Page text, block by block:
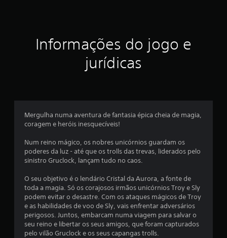
s
u
m
t
o
t
a
l
Informações do jogo e
jurídicas
Mergulha numa aventura de fantasia épica cheia de magia,
coragem e heróis inesquecíveis!
Num reino mágico, os nobres unicórnios guardam os
poderes da luz - até que os trolls das trevas, liderados pelo
sinistro Gruclock, lançam tudo no caos.
O seu objetivo é o lendário Cristal da Aurora, a fonte de
toda a magia. Só os corajosos irmãos unicórnios Troy e Sly
podem evitar o desastre. Com os ataques mágicos de Troy
e as habilidades de voo de Sly, vais enfrentar adversários
perigosos. Juntos, embarcam numa viagem para salvar o
seu reino e libertar os seus amigos, que foram capturados
pelo vilão Gruclock e os seus capangas trolls.